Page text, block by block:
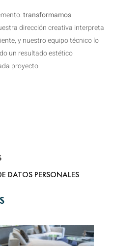
transformamos
dirección creativa interpreta
y nuestro equipo técnico lo
un resultado estético
proyecto.
DATOS PERSONALES